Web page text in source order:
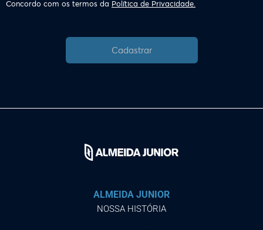
Concordo com os termos da Política de Privacidade.
Cadastrar
ALMEIDA JUNIOR
NOSSA HISTÓRIA